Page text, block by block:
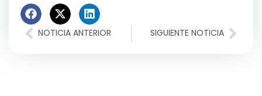
NOTICIA ANTERIOR SIGUIENTE NOTICIA